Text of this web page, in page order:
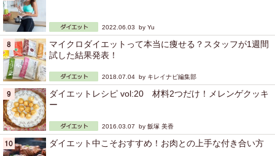
2022.06.03 by Yu
マイクロダイエットって本当に痩せる？スタッフが1週間
試した結果発表！
2018.07.04 by キレイナビ編集部
ダイエットレシピ vol:20 材料2つだけ！メレンゲクッキ
ー
2016.03.07 by 飯塚 美香
ダイエット中こそおすすめ！お肉との上手な付き合い方